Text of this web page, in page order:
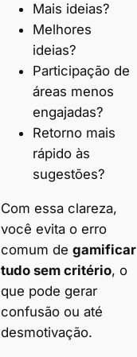
Mais ideias?
Melhores
ideias?
Participação de
áreas menos
engajadas?
Retorno mais
rápido às
sugestões?
Com essa clareza,
você evita o erro
comum de gamificar
tudo sem critério, o
que pode gerar
confusão ou até
desmotivação.